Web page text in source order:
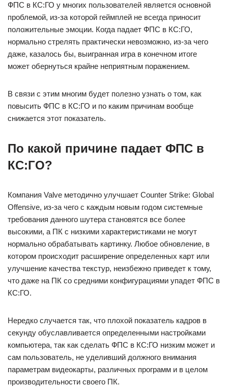
ФПС в КС:ГО у многих пользователей является основной
проблемой, из-за которой геймплей не всегда приносит
положительные эмоции. Когда падает ФПС в КС:ГО,
нормально стрелять практически невозможно, из-за чего
даже, казалось бы, выигранная игра в конечном итоге
может обернуться крайне неприятным поражением.
В связи с этим многим будет полезно узнать о том, как
повысить ФПС в КС:ГО и по каким причинам вообще
снижается этот показатель.
По какой причине падает ФПС в
КС:ГО?
Компания Valve методично улучшает Counter Strike: Global
Offensive, из-за чего с каждым новым годом системные
требования данного шутера становятся все более
высокими, а ПК с низкими характеристиками не могут
нормально обрабатывать картинку. Любое обновление, в
котором происходит расширение определенных карт или
улучшение качества текстур, неизбежно приведет к тому,
что даже на ПК со средними конфигурациями упадет ФПС в
КС:ГО.
Нередко случается так, что плохой показатель кадров в
секунду обуславливается определенными настройками
компьютера, так как сделать ФПС в КС:ГО низким может и
сам пользователь, не уделивший должного внимания
параметрам видеокарты, различных программ и в целом
производительности своего ПК.